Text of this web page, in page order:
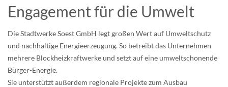
Engagement für die Umwelt
Die Stadtwerke Soest GmbH legt großen Wert auf Umweltschutz
und nachhaltige Energieerzeugung. So betreibt das Unternehmen
mehrere Blockheizkraftwerke und setzt auf eine umweltschonende
Bürger-Energie.
Sie unterstützt außerdem regionale Projekte zum Ausbau